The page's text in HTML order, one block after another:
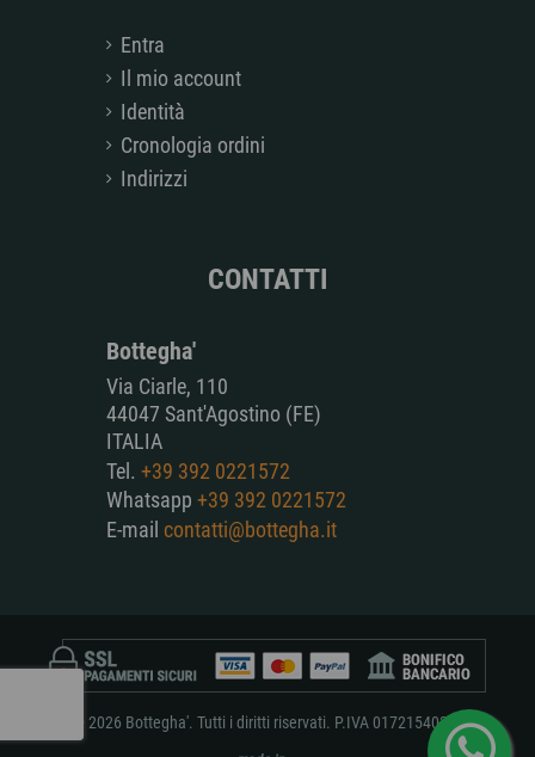
Entra
Il mio account
Identità
Cronologia ordini
Indirizzi
CONTATTI
Bottegha'
Via Ciarle, 110
44047 Sant'Agostino (FE)
ITALIA
Tel. +39 392 0221572
Whatsapp +39 392 0221572
E-mail contatti@bottegha.it
© 2026 Bottegha'. Tutti i diritti riservati. P.IVA 01721540381